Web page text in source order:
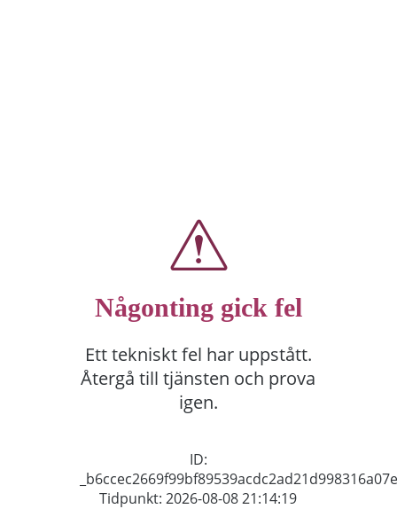
Någonting gick fel
Ett tekniskt fel har uppstått.
Återgå till tjänsten och prova
igen.
ID:
_b6ccec2669f99bf89539acdc2ad21d998316a07e
Tidpunkt: 2026-08-08 21:14:19